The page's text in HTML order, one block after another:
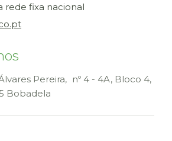
rede fixa nacional
Pereira, nº 4 - 4A, Bloco 4,
Bobadela